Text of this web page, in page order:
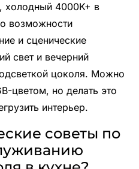
холодный 4000K+ в
возможности
и сценические
свет и вечерний
цоколя. Можно
цветом, но делать это
интерьер.
советы по